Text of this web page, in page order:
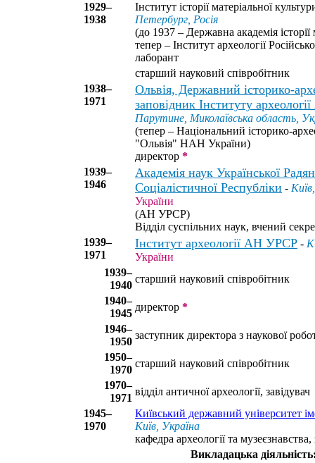
1929–
1938
Інститут історії матеріальної
Петербург, Росія
(до 1937 – Державна академія історії
тепер – Інститут археології
лаборант
старший науковий співробітник
1938–
1971
Ольвія, Державний історико-
заповідник Інституту
Парутине, Миколаївська область,
(тепер – Національний історико-
"Ольвія" НАН України)
директор *
1939–
1946
Академія наук Української
Соціалістичної Республіки -
України
(АН УРСР)
Відділ суспільних наук, вчений
1939–
1971
Інститут археології АН УРСР -
України
1939–
1940
старший науковий співробітник
1940–
1945
директор *
1946–
1950
заступник директора з наукової
1950–
1970
старший науковий співробітник
1970–
1971
відділ античної археології, завідувач
1945–
1970
Київський державний університет
Київ, Україна
кафедра археології та музеєзнавства,
Викладацька